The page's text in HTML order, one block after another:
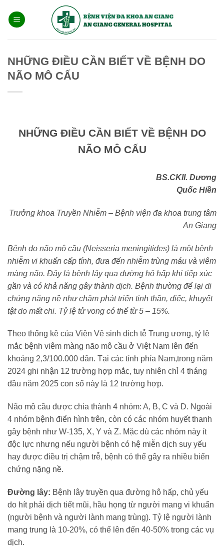
qua
NHỮNG ĐIỀU CẦN BIẾT VỀ BỆNH DO
NÃO MÔ CẤU
NHỮNG ĐIỀU CẦN BIẾT VỀ BỆNH DO
NÃO MÔ CẤU
BS.CKII. Dương
Quốc Hiền
Trưởng khoa Truyền Nhiễm – Bệnh viện đa khoa trung tâm
An Giang
Bệnh do não mô cầu (Neisseria meningitides) là một bệnh
nhiễm vi khuẩn cấp tính, đưa đến nhiễm trùng máu và viêm
màng não. Đây là bệnh lây qua đường hô hấp khi tiếp xúc
gần và có khả năng gây thành dịch. Bệnh thường để lại di
chứng nặng nề như chậm phát triển tinh thần, điếc, khuyết
tật do mất chi. Tỷ lệ tử vong có thể từ 5 – 15%.
Theo thống kê của Viện Vệ sinh dịch tễ Trung ương, tỷ lệ
mắc bệnh viêm màng não mô cầu ở Việt Nam lên đến
khoảng 2,3/100.000 dân. Tại các tỉnh phía Nam,trong năm
2024 ghi nhận 12 trường hợp mắc, tuy nhiên chỉ 4 tháng
đầu năm 2025 con số này là 12 trường hợp.
Não mô cầu được chia thành 4 nhóm: A, B, C và D. Ngoài
4 nhóm bệnh điển hình trên, còn có các nhóm huyết thanh
gây bệnh như W-135, X, Y và Z. Mặc dù các nhóm này ít
độc lực nhưng nếu người bệnh có hệ miễn dịch suy yếu
hay được điều trị chậm trễ, bệnh có thể gây ra nhiều biến
chứng nặng nề.
Đường lây: Bệnh lây truyền qua đường hô hấp, chủ yếu
do hít phải dịch tiết mũi, hầu họng từ người mang vi khuẩn
(người bệnh và người lành mang trùng). Tỷ lệ người lành
mang trung là 10-20%, có thể lên đến 40-50% trong các vụ
dịch.